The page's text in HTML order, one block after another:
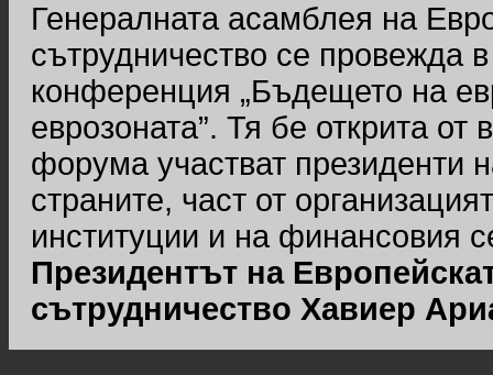
Генералната асамблея на
сътрудничество се провежда
конференция „Бъдещето на
еврозоната”. Тя бе открита
форума участват президенти
страните, част от
институции и на финансовия
Президентът на
сътрудничество Хавиер